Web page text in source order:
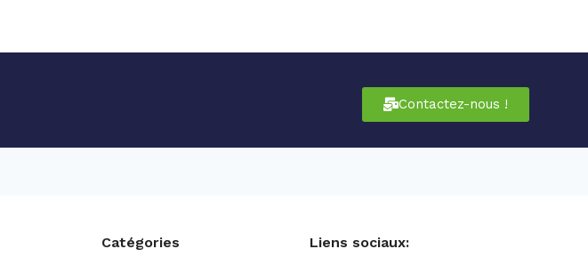
Contactez-nous !
Catégories Liens sociaux: